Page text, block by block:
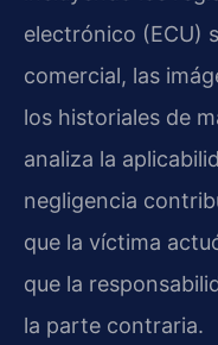
electrónico (ECU)
comercial, las
los historiales de
analiza la
negligencia
que la víctima
que la
la parte contraria.